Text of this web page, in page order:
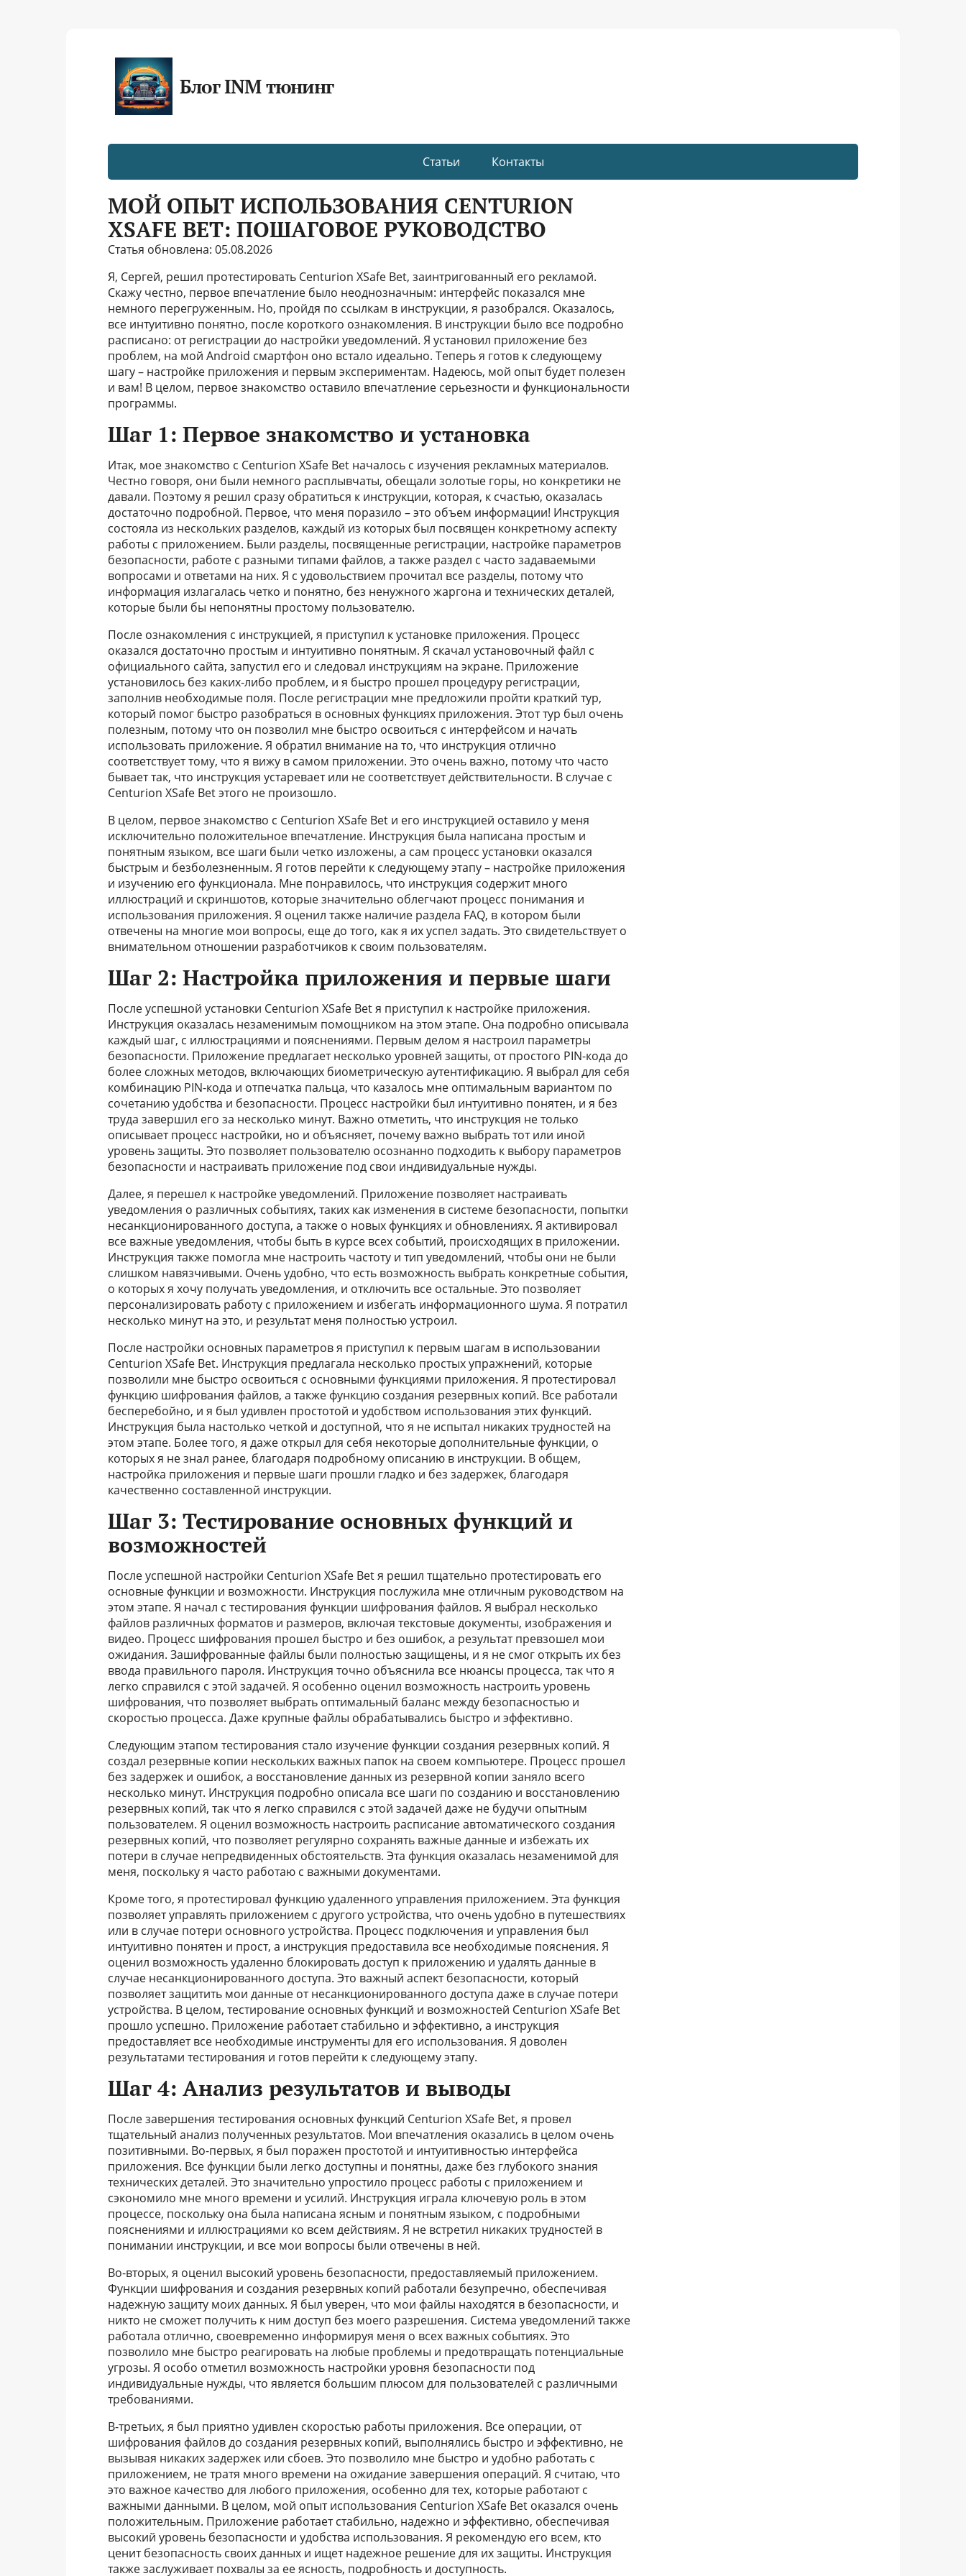
Блог INM тюнинг
Статьи Контакты
МОЙ ОПЫТ ИСПОЛЬЗОВАНИЯ CENTURION
XSAFE BET: ПОШАГОВОЕ РУКОВОДСТВО
Статья обновлена: 05.08.2026
Я, Сергей, решил протестировать Centurion XSafe Bet, заинтригованный его рекламой.
Скажу честно, первое впечатление было неоднозначным: интерфейс показался мне
немного перегруженным. Но, пройдя по ссылкам в инструкции, я разобрался. Оказалось,
все интуитивно понятно, после короткого ознакомления. В инструкции было все подробно
расписано: от регистрации до настройки уведомлений. Я установил приложение без
проблем, на мой Android смартфон оно встало идеально. Теперь я готов к следующему
шагу – настройке приложения и первым экспериментам. Надеюсь, мой опыт будет полезен
и вам! В целом, первое знакомство оставило впечатление серьезности и функциональности
программы.
Шаг 1: Первое знакомство и установка
Итак, мое знакомство с Centurion XSafe Bet началось с изучения рекламных материалов.
Честно говоря, они были немного расплывчаты, обещали золотые горы, но конкретики не
давали. Поэтому я решил сразу обратиться к инструкции, которая, к счастью, оказалась
достаточно подробной. Первое, что меня поразило – это объем информации! Инструкция
состояла из нескольких разделов, каждый из которых был посвящен конкретному аспекту
работы с приложением. Были разделы, посвященные регистрации, настройке параметров
безопасности, работе с разными типами файлов, а также раздел с часто задаваемыми
вопросами и ответами на них. Я с удовольствием прочитал все разделы, потому что
информация излагалась четко и понятно, без ненужного жаргона и технических деталей,
которые были бы непонятны простому пользователю.
После ознакомления с инструкцией, я приступил к установке приложения. Процесс
оказался достаточно простым и интуитивно понятным. Я скачал установочный файл с
официального сайта, запустил его и следовал инструкциям на экране. Приложение
установилось без каких-либо проблем, и я быстро прошел процедуру регистрации,
заполнив необходимые поля. После регистрации мне предложили пройти краткий тур,
который помог быстро разобраться в основных функциях приложения. Этот тур был очень
полезным, потому что он позволил мне быстро освоиться с интерфейсом и начать
использовать приложение. Я обратил внимание на то, что инструкция отлично
соответствует тому, что я вижу в самом приложении. Это очень важно, потому что часто
бывает так, что инструкция устаревает или не соответствует действительности. В случае с
Centurion XSafe Bet этого не произошло.
В целом, первое знакомство с Centurion XSafe Bet и его инструкцией оставило у меня
исключительно положительное впечатление. Инструкция была написана простым и
понятным языком, все шаги были четко изложены, а сам процесс установки оказался
быстрым и безболезненным. Я готов перейти к следующему этапу – настройке приложения
и изучению его функционала. Мне понравилось, что инструкция содержит много
иллюстраций и скриншотов, которые значительно облегчают процесс понимания и
использования приложения. Я оценил также наличие раздела FAQ, в котором были
отвечены на многие мои вопросы, еще до того, как я их успел задать. Это свидетельствует о
внимательном отношении разработчиков к своим пользователям.
Шаг 2: Настройка приложения и первые шаги
После успешной установки Centurion XSafe Bet я приступил к настройке приложения.
Инструкция оказалась незаменимым помощником на этом этапе. Она подробно описывала
каждый шаг, с иллюстрациями и пояснениями. Первым делом я настроил параметры
безопасности. Приложение предлагает несколько уровней защиты, от простого PIN-кода до
более сложных методов, включающих биометрическую аутентификацию. Я выбрал для себя
комбинацию PIN-кода и отпечатка пальца, что казалось мне оптимальным вариантом по
сочетанию удобства и безопасности. Процесс настройки был интуитивно понятен, и я без
труда завершил его за несколько минут. Важно отметить, что инструкция не только
описывает процесс настройки, но и объясняет, почему важно выбрать тот или иной
уровень защиты. Это позволяет пользователю осознанно подходить к выбору параметров
безопасности и настраивать приложение под свои индивидуальные нужды.
Далее, я перешел к настройке уведомлений. Приложение позволяет настраивать
уведомления о различных событиях, таких как изменения в системе безопасности, попытки
несанкционированного доступа, а также о новых функциях и обновлениях. Я активировал
все важные уведомления, чтобы быть в курсе всех событий, происходящих в приложении.
Инструкция также помогла мне настроить частоту и тип уведомлений, чтобы они не были
слишком навязчивыми. Очень удобно, что есть возможность выбрать конкретные события,
о которых я хочу получать уведомления, и отключить все остальные. Это позволяет
персонализировать работу с приложением и избегать информационного шума. Я потратил
несколько минут на это, и результат меня полностью устроил.
После настройки основных параметров я приступил к первым шагам в использовании
Centurion XSafe Bet. Инструкция предлагала несколько простых упражнений, которые
позволили мне быстро освоиться с основными функциями приложения. Я протестировал
функцию шифрования файлов, а также функцию создания резервных копий. Все работали
бесперебойно, и я был удивлен простотой и удобством использования этих функций.
Инструкция была настолько четкой и доступной, что я не испытал никаких трудностей на
этом этапе. Более того, я даже открыл для себя некоторые дополнительные функции, о
которых я не знал ранее, благодаря подробному описанию в инструкции. В общем,
настройка приложения и первые шаги прошли гладко и без задержек, благодаря
качественно составленной инструкции.
Шаг 3: Тестирование основных функций и
возможностей
После успешной настройки Centurion XSafe Bet я решил тщательно протестировать его
основные функции и возможности. Инструкция послужила мне отличным руководством на
этом этапе. Я начал с тестирования функции шифрования файлов. Я выбрал несколько
файлов различных форматов и размеров, включая текстовые документы, изображения и
видео. Процесс шифрования прошел быстро и без ошибок, а результат превзошел мои
ожидания. Зашифрованные файлы были полностью защищены, и я не смог открыть их без
ввода правильного пароля. Инструкция точно объяснила все нюансы процесса, так что я
легко справился с этой задачей. Я особенно оценил возможность настроить уровень
шифрования, что позволяет выбрать оптимальный баланс между безопасностью и
скоростью процесса. Даже крупные файлы обрабатывались быстро и эффективно.
Следующим этапом тестирования стало изучение функции создания резервных копий. Я
создал резервные копии нескольких важных папок на своем компьютере. Процесс прошел
без задержек и ошибок, а восстановление данных из резервной копии заняло всего
несколько минут. Инструкция подробно описала все шаги по созданию и восстановлению
резервных копий, так что я легко справился с этой задачей даже не будучи опытным
пользователем. Я оценил возможность настроить расписание автоматического создания
резервных копий, что позволяет регулярно сохранять важные данные и избежать их
потери в случае непредвиденных обстоятельств. Эта функция оказалась незаменимой для
меня, поскольку я часто работаю с важными документами.
Кроме того, я протестировал функцию удаленного управления приложением. Эта функция
позволяет управлять приложением с другого устройства, что очень удобно в путешествиях
или в случае потери основного устройства. Процесс подключения и управления был
интуитивно понятен и прост, а инструкция предоставила все необходимые пояснения. Я
оценил возможность удаленно блокировать доступ к приложению и удалять данные в
случае несанкционированного доступа. Это важный аспект безопасности, который
позволяет защитить мои данные от несанкционированного доступа даже в случае потери
устройства. В целом, тестирование основных функций и возможностей Centurion XSafe Bet
прошло успешно. Приложение работает стабильно и эффективно, а инструкция
предоставляет все необходимые инструменты для его использования. Я доволен
результатами тестирования и готов перейти к следующему этапу.
Шаг 4: Анализ результатов и выводы
После завершения тестирования основных функций Centurion XSafe Bet, я провел
тщательный анализ полученных результатов. Мои впечатления оказались в целом очень
позитивными. Во-первых, я был поражен простотой и интуитивностью интерфейса
приложения. Все функции были легко доступны и понятны, даже без глубокого знания
технических деталей. Это значительно упростило процесс работы с приложением и
сэкономило мне много времени и усилий. Инструкция играла ключевую роль в этом
процессе, поскольку она была написана ясным и понятным языком, с подробными
пояснениями и иллюстрациями ко всем действиям. Я не встретил никаких трудностей в
понимании инструкции, и все мои вопросы были отвечены в ней.
Во-вторых, я оценил высокий уровень безопасности, предоставляемый приложением.
Функции шифрования и создания резервных копий работали безупречно, обеспечивая
надежную защиту моих данных. Я был уверен, что мои файлы находятся в безопасности, и
никто не сможет получить к ним доступ без моего разрешения. Система уведомлений также
работала отлично, своевременно информируя меня о всех важных событиях. Это
позволило мне быстро реагировать на любые проблемы и предотвращать потенциальные
угрозы. Я особо отметил возможность настройки уровня безопасности под
индивидуальные нужды, что является большим плюсом для пользователей с различными
требованиями.
В-третьих, я был приятно удивлен скоростью работы приложения. Все операции, от
шифрования файлов до создания резервных копий, выполнялись быстро и эффективно, не
вызывая никаких задержек или сбоев. Это позволило мне быстро и удобно работать с
приложением, не тратя много времени на ожидание завершения операций. Я считаю, что
это важное качество для любого приложения, особенно для тех, которые работают с
важными данными. В целом, мой опыт использования Centurion XSafe Bet оказался очень
положительным. Приложение работает стабильно, надежно и эффективно, обеспечивая
высокий уровень безопасности и удобства использования. Я рекомендую его всем, кто
ценит безопасность своих данных и ищет надежное решение для их защиты. Инструкция
также заслуживает похвалы за ее ясность, подробность и доступность.